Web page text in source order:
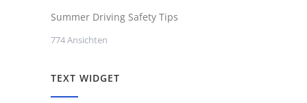
Summer Driving Safety Tips
774 Ansichten
TEXT WIDGET